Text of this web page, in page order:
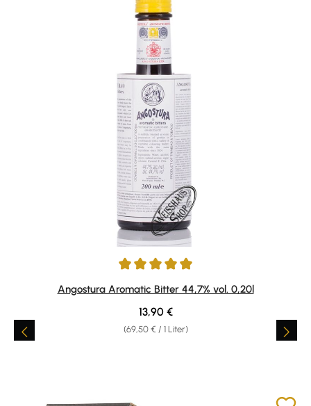
Durchschnittliche Bewertung von 4.94 von 5 Sternen
Angostura Aromatic Bitter 44,7% vol. 0,20l
(69,50 € / 1 Liter)
Regulärer Preis:
13,90 €